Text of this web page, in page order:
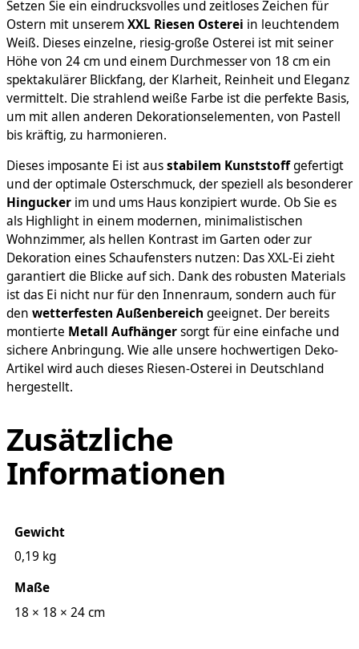
Setzen Sie ein eindrucksvolles und zeitloses Zeichen für
Ostern mit unseremXXL Riesen Osterei in leuchtendem
Weiß. Dieses einzelne, riesig-große Osterei ist mit seiner
Höhe von 24 cm und einem Durchmesser von 18 cm ein
spektakulärer Blickfang, der Klarheit, Reinheit und Eleganz
vermittelt. Die strahlend weiße Farbe ist die perfekte Basis,
um mit allen anderen Dekorationselementen, von Pastell
bis kräftig, zu harmonieren.
Dieses imposante Ei ist ausstabilem Kunststoffgefertigt
und der optimale Osterschmuck, der speziell als besonderer
Hingucker im und ums Haus konzipiert wurde. Ob Sie es
als Highlight in einem modernen, minimalistischen
Wohnzimmer, als hellen Kontrast im Garten oder zur
Dekoration eines Schaufensters nutzen: Das XXL-Ei zieht
garantiert die Blicke auf sich. Dank des robusten Materials
ist das Ei nicht nur für den Innenraum, sondern auch für
den wetterfesten Außenbereich geeignet. Der bereits
montierte Metall Aufhängersorgt für eine einfache und
sichere Anbringung. Wie alle unsere hochwertigen Deko-
Artikel wird auch dieses Riesen-Osterei in Deutschland
hergestellt.
Zusätzliche
Informationen
Gewicht
0,19 kg
Maße
18 × 18 × 24 cm